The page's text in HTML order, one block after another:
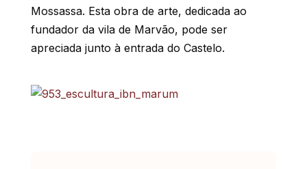
Mossassa. Esta obra de arte, dedicada ao
fundador da vila de Marvão, pode ser
apreciada junto à entrada do Castelo.